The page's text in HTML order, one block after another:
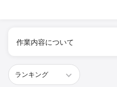
作業内容について